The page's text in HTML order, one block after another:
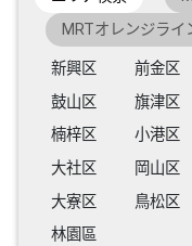
MRTオレンジライ
新興区 前金区
鼓山区
旗津区
楠梓区
小港区
大社区
岡山区
大寮区
鳥松区
林園區